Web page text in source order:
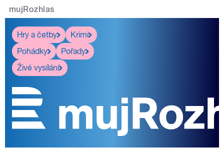
mujRozhlas
Hry a četby
Krimi
Pohádky
Pořady
Živé vysílání